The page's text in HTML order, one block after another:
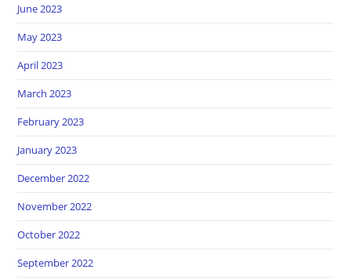
June 2023
May 2023
April 2023
March 2023
February 2023
January 2023
December 2022
November 2022
October 2022
September 2022